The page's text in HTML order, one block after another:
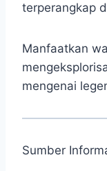
terperangkap
Manfaatkan
mengenai
Sumber